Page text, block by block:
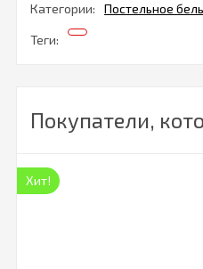
Категории: Постельное
Теги:
Покупатели,
Хит!